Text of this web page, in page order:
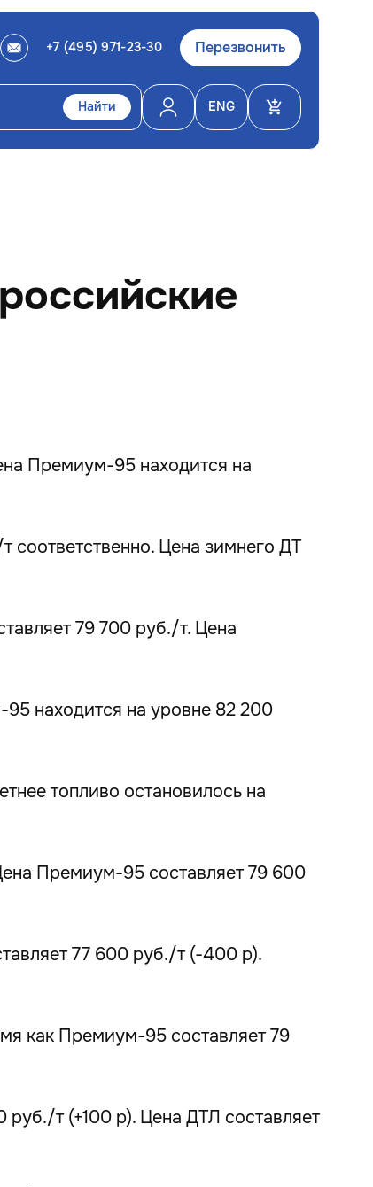
+7 (495) 971-23-30 Перезвонить
Найти ENG
Премиум-95 находится на
Цена зимнего ДТ
79 700 руб./т. Цена
находится на уровне 82 200
топливо остановилось на
Премиум-95 составляет 79 600
77 600 руб./т (-400 р).
как Премиум-95 составляет 79
т (+100 р). Цена ДТЛ составляет